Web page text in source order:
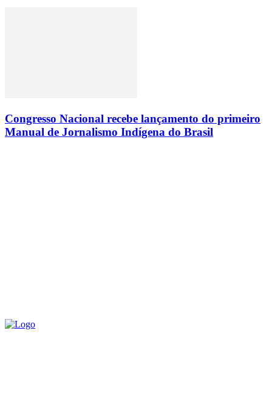
Congresso Nacional recebe lançamento do primeiro
Manual de Jornalismo Indígena do Brasil